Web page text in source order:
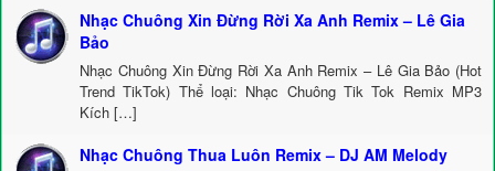
Nhạc Chuông Xin Đừng Rời Xa Anh Remix – Lê Gia
Bảo
Nhạc Chuông Xin Đừng Rời Xa Anh Remix – Lê Gia Bảo (Hot
Trend TikTok) Thể loại: Nhạc Chuông Tik Tok Remix MP3
Kích […]
Nhạc Chuông Thua Luôn Remix – DJ AM Melody